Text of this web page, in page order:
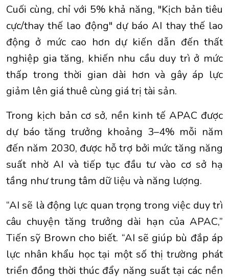
Cuối cùng, chỉ với 5% khả năng, "Kịch bản tiêu
cực/thay thế lao động" dự báo AI thay thế lao
động ở mức cao hơn dự kiến dẫn đến thất
nghiệp gia tăng, khiến nhu cầu duy trì ở mức
thấp trong thời gian dài hơn và gây áp lực
giảm lên giá thuê cùng giá trị tài sản.
Trong kịch bản cơ sở, nền kinh tế APAC được
dự báo tăng trưởng khoảng 3–4% mỗi năm
đến năm 2030, được hỗ trợ bởi mức tăng năng
suất nhờ AI và tiếp tục đầu tư vào cơ sở hạ
tầng như trung tâm dữ liệu và năng lượng.
“AI sẽ là động lực quan trọng trong việc duy trì
câu chuyện tăng trưởng dài hạn của APAC,”
Tiến sỹ Brown cho biết. “AI sẽ giúp bù đắp áp
lực nhân khẩu học tại một số thị trường phát
triển đồng thời thúc đẩy năng suất tại các nền